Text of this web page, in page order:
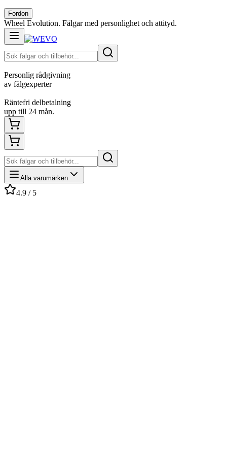
Fordon
Wheel Evolution. Fälgar med personlighet och attityd.
Personlig rådgivning
av fälgexperter
Räntefri delbetalning
upp till 24 mån.
Alla varumärken
4.9 / 5